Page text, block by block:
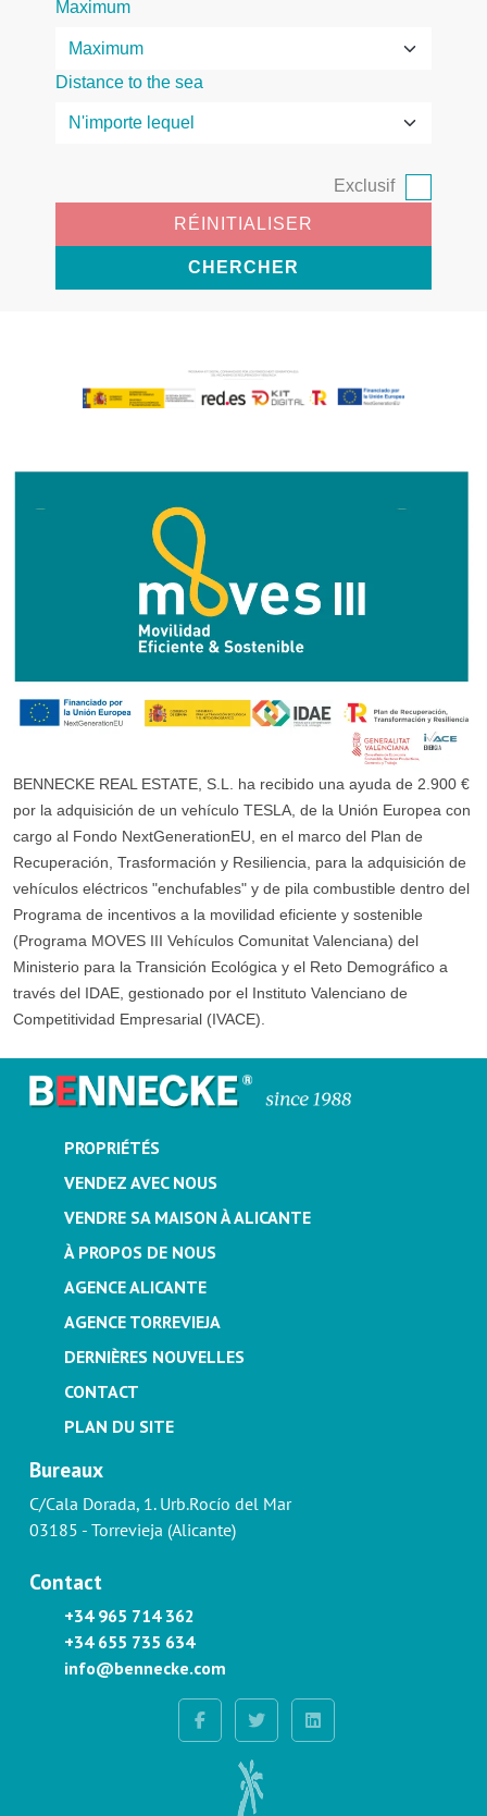
Maximum
Distance to the sea
Exclusif
RÉINITIALISER
CHERCHER
BENNECKE REAL ESTATE, S.L. ha recibido una ayuda de 2.900 €
por la adquisición de un vehículo TESLA, de la Unión Europea con
cargo al Fondo NextGenerationEU, en el marco del Plan de
Recuperación, Trasformación y Resiliencia, para la adquisición de
vehículos eléctricos "enchufables" y de pila combustible dentro del
Programa de incentivos a la movilidad eficiente y sostenible
(Programa MOVES III Vehículos Comunitat Valenciana) del
Ministerio para la Transición Ecológica y el Reto Demográfico a
través del IDAE, gestionado por el Instituto Valenciano de
Competitividad Empresarial (IVACE).
PROPRIÉTÉS
VENDEZ AVEC NOUS
VENDRE SA MAISON À ALICANTE
À PROPOS DE NOUS
AGENCE ALICANTE
AGENCE TORREVIEJA
DERNIÈRES NOUVELLES
CONTACT
PLAN DU SITE
Bureaux
C/Cala Dorada, 1. Urb.Rocío del Mar
03185 - Torrevieja (Alicante)
Contact
+34 965 714 362
+34 655 735 634
info@bennecke.com